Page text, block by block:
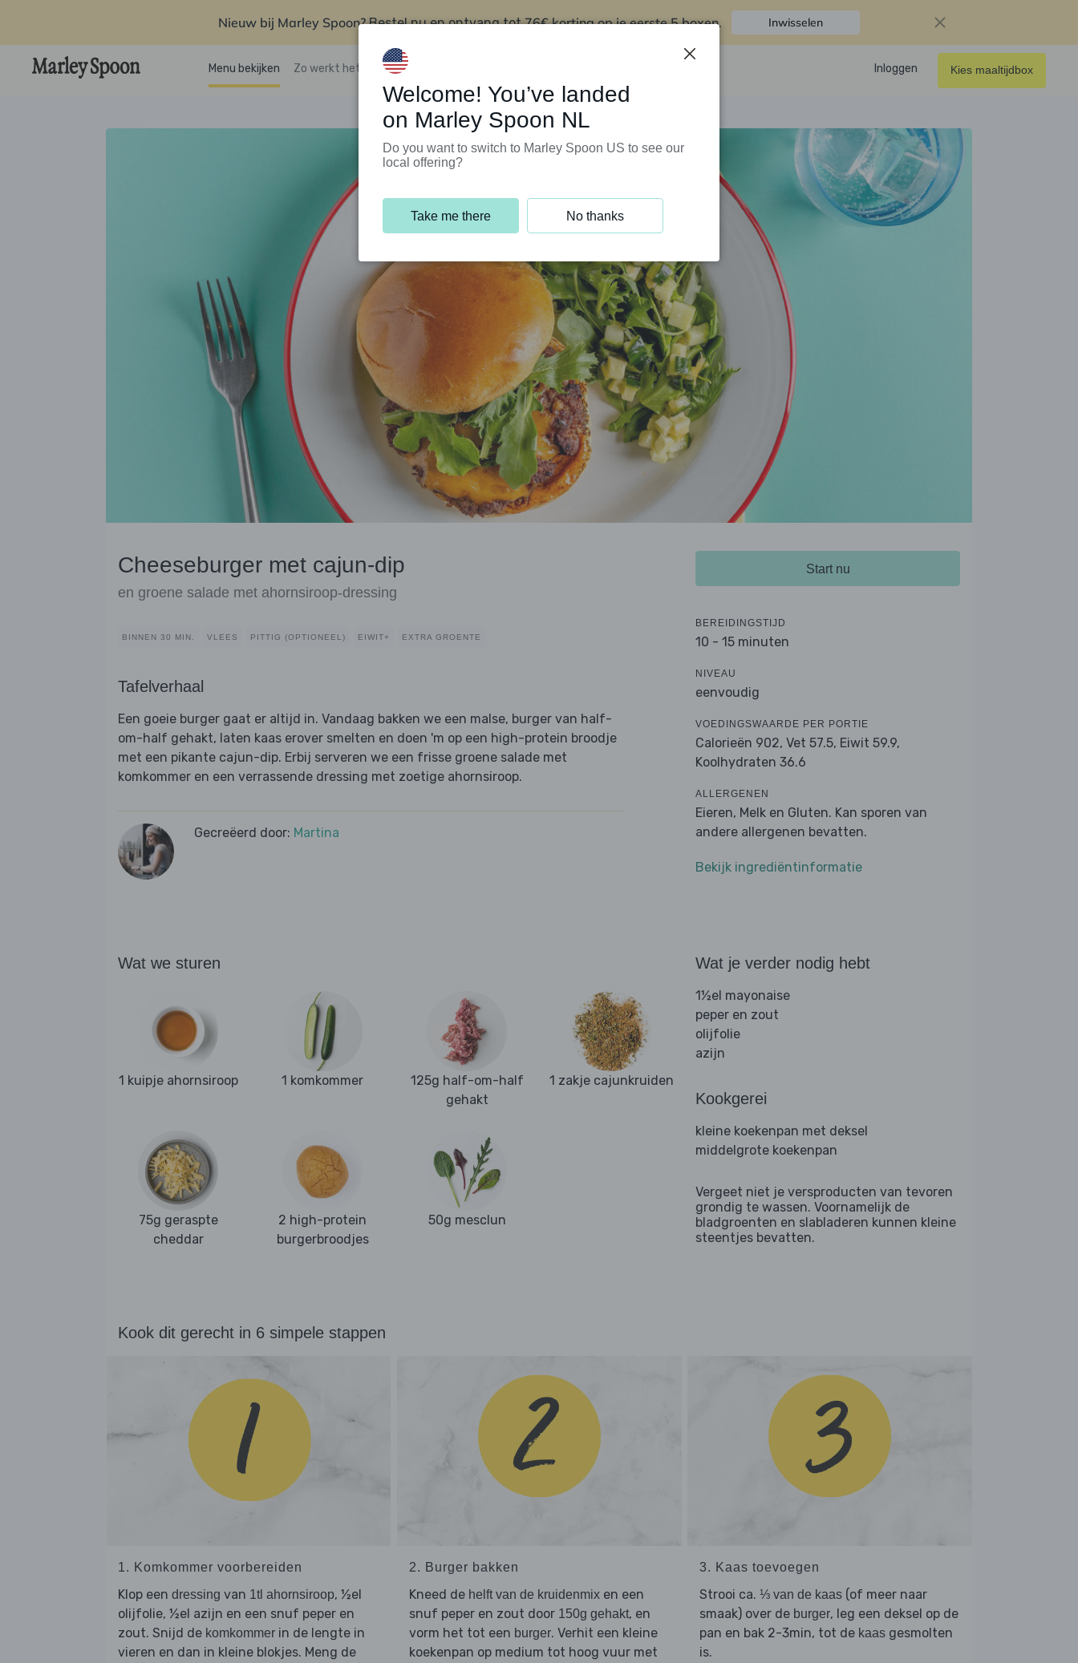
Nieuw bij Marley Spoon?Bestel nu en ontvang tot76€ korting op je eerste 5 boxen. Inwisselen
Menu bekijken Zo werkt het Klantenservice Inloggen Kies maaltijdbox
Cheeseburger met cajun-dip
en groene salade met ahornsiroop-dressing
BINNEN 30 MIN. VLEES PITTIG (OPTIONEEL) EIWIT+ EXTRA GROENTE
Tafelverhaal
Een goeie burger gaat er altijd in. Vandaag bakken we een malse, burger van half-
om-half gehakt, laten kaas erover smelten en doen 'm op een high-protein broodje
met een pikante cajun-dip. Erbij serveren we een frisse groene salade met
komkommer en een verrassende dressing met zoetige ahornsiroop.
Gecreëerd door: Martina
Start nu
BEREIDINGSTIJD
10 - 15 minuten
NIVEAU
eenvoudig
VOEDINGSWAARDE PER PORTIE
Calorieën 902, Vet 57.5, Eiwit 59.9,
Koolhydraten 36.6
ALLERGENEN
Eieren, Melk en Gluten. Kan sporen van
andere allergenen bevatten.
Bekijk ingrediëntinformatie
Wat we sturen
1 kuipje ahornsiroop 1 komkommer
125g half-om-half
gehakt
1 zakje cajunkruiden
75g geraspte
cheddar
2 high-protein
burgerbroodjes
50g mesclun
Wat je verder nodig hebt
1½el mayonaise
peper en zout
olijfolie
azijn
Kookgerei
kleine koekenpan met deksel
middelgrote koekenpan
Vergeet niet je versproducten van tevoren
grondig te wassen. Voornamelijk de
bladgroenten en slabladeren kunnen kleine
steentjes bevatten.
Kook dit gerecht in 6 simpele stappen
1. Komkommer voorbereiden
Klop een dressing van 1tl ahornsiroop, ½el
olijfolie, ½el azijn en een snuf peper en
zout. Snijd de komkommer in de lengte in
vieren en dan in kleine blokjes. Meng de
2. Burger bakken
Kneed de helft van de kruidenmixen een
snuf peper en zout door 150g gehakt, en
vorm het tot een burger. Verhit een kleine
koekenpan op medium tot hoog vuur met
3. Kaas toevoegen
Strooi ca. ⅓ van de kaas (of meer naar
smaak) over de burger, leg een deksel op de
pan en bak 2-3min, tot de kaas gesmolten
is.
Welcome! You’ve landed
on Marley Spoon NL
Do you want to switch to Marley Spoon US to see our
local offering?
Take me there No thanks